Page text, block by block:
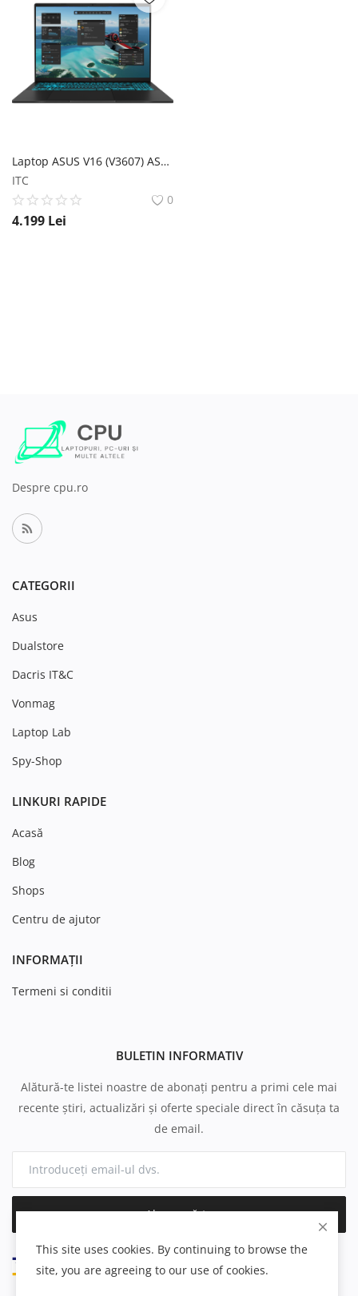
Laptop ASUS V16 (V3607) ASUS
ITC
0
4.199 Lei
Despre cpu.ro
CATEGORII
Asus
Dualstore
Dacris IT&C
Vonmag
Laptop Lab
Spy-Shop
LINKURI RAPIDE
Acasă
Blog
Shops
Centru de ajutor
INFORMAȚII
Termeni si conditii
BULETIN INFORMATIV
Alătură-te listei noastre de abonați pentru a primi cele mai
recente știri, actualizări și oferte speciale direct în căsuța ta
de email.
Abonează-te
This site uses cookies. By continuing to browse the
site, you are agreeing to our use of cookies.